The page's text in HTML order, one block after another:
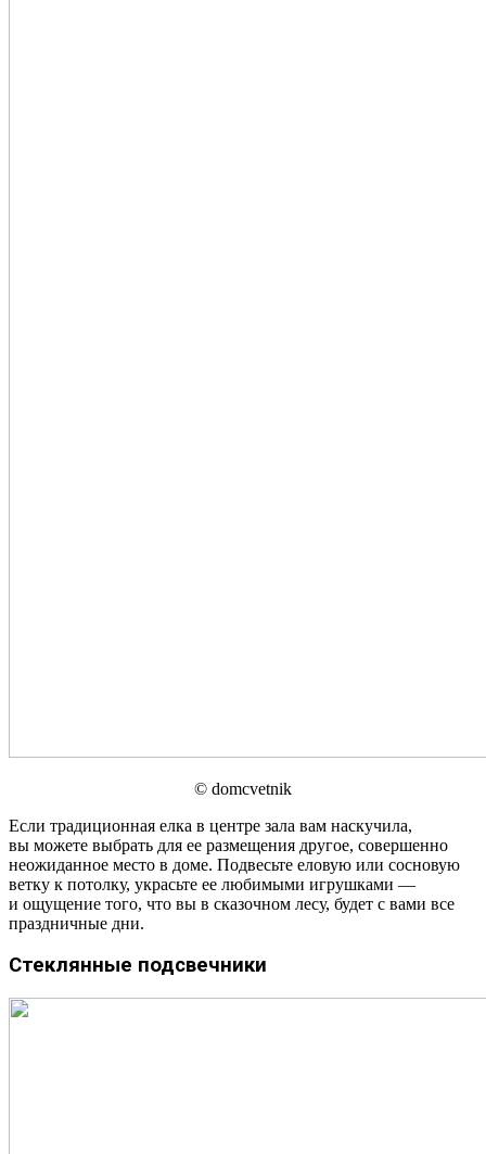
© domcvetnik
Если традиционная елка в центре зала вам наскучила,
вы можете выбрать для ее размещения другое, совершенно
неожиданное место в доме. Подвесьте еловую или сосновую
ветку к потолку, украсьте ее любимыми игрушками —
и ощущение того, что вы в сказочном лесу, будет с вами все
праздничные дни.
Стеклянные подсвечники